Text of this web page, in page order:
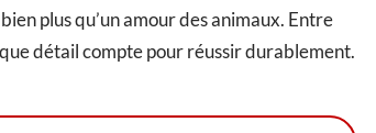
plus qu’un amour des animaux. Entre
détail compte pour réussir durablement.